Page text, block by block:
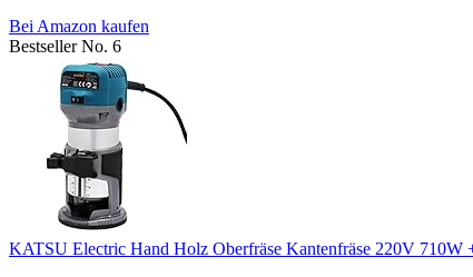
Bei Amazon kaufen
Bestseller No. 6
KATSU Electric Hand Holz Oberfräse Kantenfräse 220V 710W